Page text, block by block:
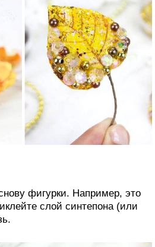
фигурки. Например, это
слой синтепона (или